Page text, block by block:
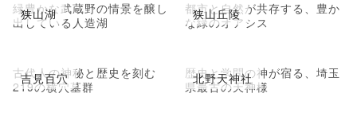
狭山湖
緑豊かな武蔵野の情景を醸し
出している人造湖
狭山丘陵
都市と自然が共存する、豊か
な緑のオアシス
吉見百穴
古代人の神秘と歴史を刻む
219の横穴墓群
北野天神社
歴史と学問の神が宿る、埼玉
県最古の天神様